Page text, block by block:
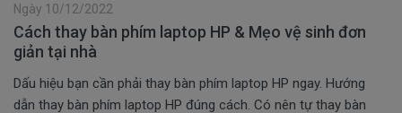
Cách thay bàn phím laptop HP & Mẹo vệ sinh đơn
giản tại nhà
Ngày 10/12/2022
Dấu hiệu bạn cần phải thay bàn phím laptop HP ngay. Hướng
dẫn thay bàn phím laptop HP đúng cách. Có nên tự thay bàn